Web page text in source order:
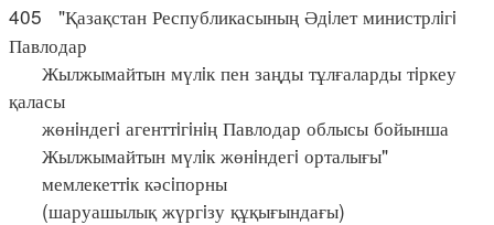
405 "Қазақстан Республикасының Әдiлет министрлiгi
Павлодар
Жылжымайтын мүлiк пен заңды тұлғаларды тiркеу
қаласы
жөнiндегi агенттiгiнiң Павлодар облысы бойынша
Жылжымайтын мүлiк жөнiндегi орталығы"
мемлекеттiк кәсiпорны
(шаруашылық жүргiзу құқығындағы)